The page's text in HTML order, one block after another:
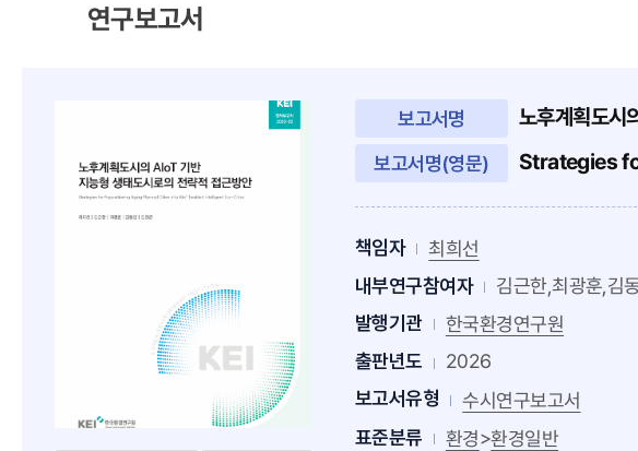
연구보고서
보고서명 노후계획도시
보고서명(영문) Strategies
책임자 최희선
내부연구참여자
김근한,최광훈,김
발행기관
한국환경연구원
출판년도
2026
보고서유형
수시연구보고서
표준분류
환경>환경일반